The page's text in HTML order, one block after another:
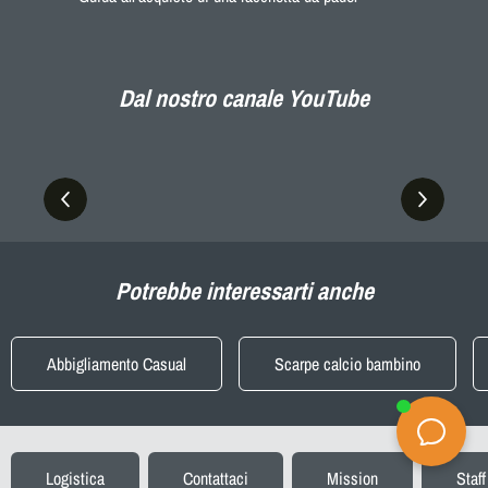
Dal nostro canale YouTube
Potrebbe interessarti anche
Abbigliamento Casual Scarpe calcio bambino
Logistica Contattaci Mission Staff